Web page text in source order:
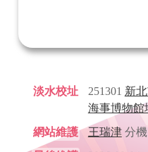
淡水校址 251301 新
海事博物館
網站維護
王瑞津分機